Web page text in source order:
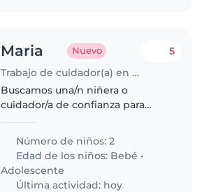
Maria Nuevo
Trabajo de cuidador(a) en Caracas
5
Buscamos una/n niñera o
cuidador/a de confianza para
deportista. Se requiere
experiencia con niños de estas
edades y disposición..
Número de niños: 2
Edad de los niños: Bebé •
Adolescente
Última actividad: hoy